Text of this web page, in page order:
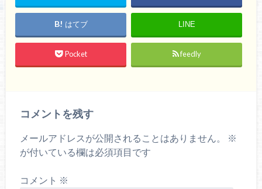
はてブ LINE
Pocket feedly
コメントを残す
メールアドレスが公開されることはありません。
※
が付いている欄は必須項目です
コメント ※